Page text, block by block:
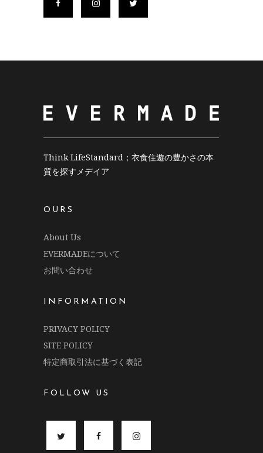
Think LifeStandard；衣食住遊の豊かさの本
質を探すメデイア
OURS
About Us
EVERMADEについて
お問い合わせ
INFORMATION
PRIVACY POLICY
SITE POLICY
特定商取引法に基づく表記
FOLLOW US